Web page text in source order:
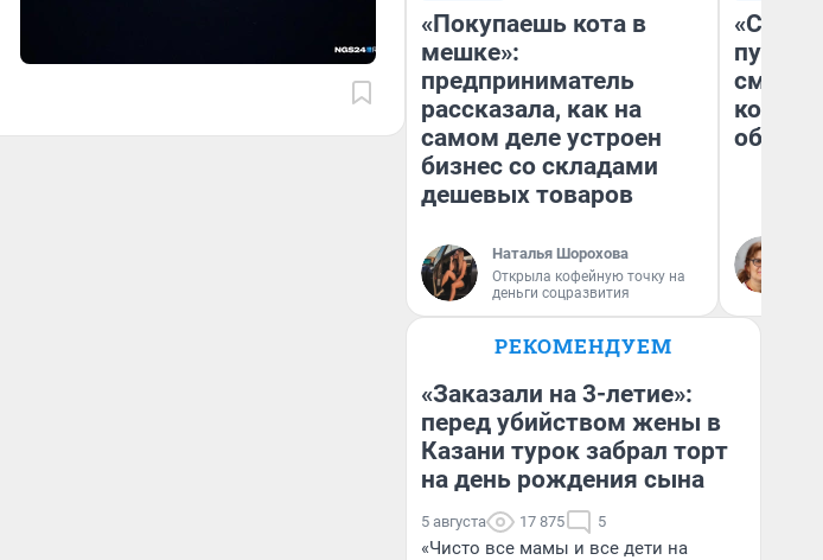
«Покупаешь кота в
мешке»:
предприниматель
рассказала, как на
самом деле устроен
бизнес со складами
дешевых товаров
Наталья Шорохова
Открыла кофейную точку на
деньги соцразвития
РЕКОМЕНДУЕМ
«Заказали на 3-летие»:
перед убийством жены в
Казани турок забрал торт
на день рождения сына
5 августа 17 875 5
«Чисто все мамы и все дети на